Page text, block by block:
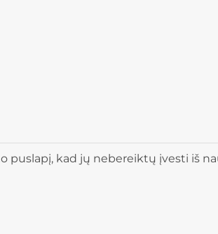
puslapį, kad jų nebereiktų įvesti iš